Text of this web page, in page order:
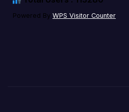
Powered By WPS Visitor Counter